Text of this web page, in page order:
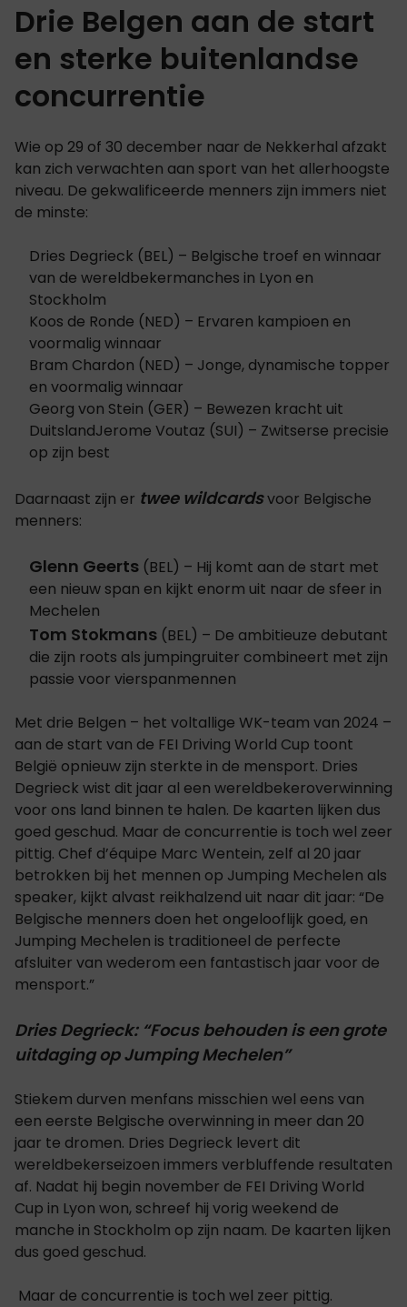
Drie Belgen aan de start
en sterke buitenlandse
concurrentie
Wie op 29 of 30 december naar de Nekkerhal afzakt
kan zich verwachten aan sport van het allerhoogste
niveau. De gekwalificeerde menners zijn immers niet
de minste:
Dries Degrieck (BEL) – Belgische troef en winnaar
van de wereldbekermanches in Lyon en
Stockholm
Koos de Ronde (NED) – Ervaren kampioen en
voormalig winnaar
Bram Chardon (NED) – Jonge, dynamische topper
en voormalig winnaar
Georg von Stein (GER) – Bewezen kracht uit
DuitslandJerome Voutaz (SUI) – Zwitserse precisie
op zijn best
Daarnaast zijn er twee wildcardsvoor Belgische
menners:
Glenn Geerts (BEL) – Hij komt aan de start met
een nieuw span en kijkt enorm uit naar de sfeer in
Mechelen
Tom Stokmans (BEL) – De ambitieuze debutant
die zijn roots als jumpingruiter combineert met zijn
passie voor vierspanmennen
Met drie Belgen – het voltallige WK-team van 2024 –
aan de start van de FEI Driving World Cup toont
België opnieuw zijn sterkte in de mensport. Dries
Degrieck wist dit jaar al een wereldbekeroverwinning
voor ons land binnen te halen. De kaarten lijken dus
goed geschud. Maar de concurrentie is toch wel zeer
pittig. Chef d’équipe Marc Wentein, zelf al 20 jaar
betrokken bij het mennen op Jumping Mechelen als
speaker, kijkt alvast reikhalzend uit naar dit jaar: “De
Belgische menners doen het ongelooflijk goed, en
Jumping Mechelen is traditioneel de perfecte
afsluiter van wederom een fantastisch jaar voor de
mensport.”
Dries Degrieck: “Focus behouden is een grote
uitdaging op Jumping Mechelen”
Stiekem durven menfans misschien wel eens van
een eerste Belgische overwinning in meer dan 20
jaar te dromen. Dries Degrieck levert dit
wereldbekerseizoen immers verbluffende resultaten
af. Nadat hij begin november de FEI Driving World
Cup in Lyon won, schreef hij vorig weekend de
manche in Stockholm op zijn naam. De kaarten lijken
dus goed geschud.
Maar de concurrentie is toch wel zeer pittig.